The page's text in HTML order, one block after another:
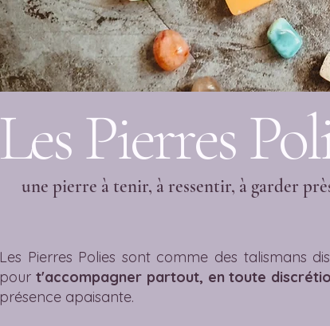
Les Pierres
une pierre à tenir, à ressentir, à garder
Les Pierres Polies sont comme des talismans
pour t'accompagner partout, en toute
présence apaisante.